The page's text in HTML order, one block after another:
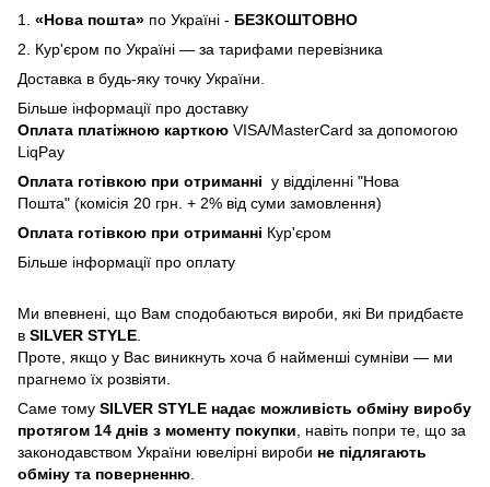
1. «Нова пошта» по Україні - БЕЗКОШТОВНО
2.
Кур'єром по Україні — за тарифами перевізника
Доставка в будь-яку точку України.
Більше інформації про доставку
Оплата платіжною карткою VISA/MasterCard за допомогою
LiqPay
Оплата готівкою при отриманні у відділенні "Нова
Пошта" (комісія 20 грн. + 2% від суми замовлення)
Оплата готівкою при отриманні Кур'єром
Більше інформації про оплату
Ми впевнені, що Вам сподобаються вироби, які Ви придбаєте
в SILVER STYLE
Проте, якщо у Вас виникнуть хоча б найменші сумніви — ми
прагнемо їх розвіяти.
Саме тому SILVER STYLE надає можливість обміну виробу
протягом 14 днів з моменту покупки , навіть попри те, що за
законодавством України ювелірні вироби не підлягають
обміну та поверненню